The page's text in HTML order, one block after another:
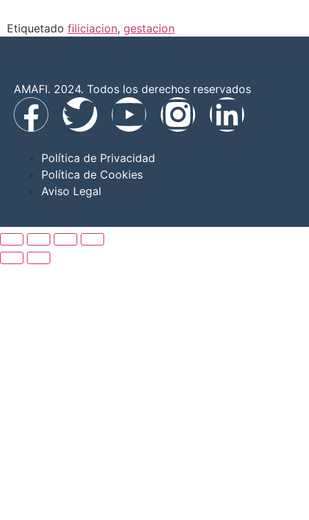
Etiquetado filiciacion, gestacion
AMAFI. 2024. Todos los derechos reservados
Política de Privacidad
Política de Cookies
Aviso Legal